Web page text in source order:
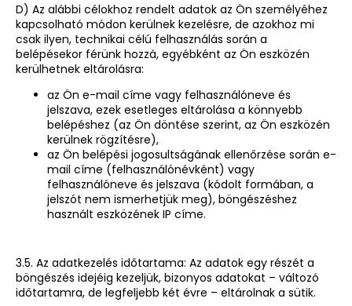
D) Az alábbi célokhoz rendelt adatok az Ön személyéhez
kapcsolható módon kerülnek kezelésre, de azokhoz mi
csak ilyen, technikai célú felhasználás során a
belépésekor férünk hozzá, egyébként az Ön eszközén
kerülhetnek eltárolásra:
az Ön e-mail címe vagy felhasználóneve és
jelszava, ezek esetleges eltárolása a könnyebb
belépéshez (az Ön döntése szerint, az Ön eszközén
kerülnek rögzítésre),
az Ön belépési jogosultságának ellenőrzése során e-
mail címe (felhasználónévként) vagy
felhasználóneve és jelszava (kódolt formában, a
jelszót nem ismerhetjük meg), böngészéshez
használt eszközének IP címe.
3.5. Az adatkezelés időtartama: Az adatok egy részét a
böngészés idejéig kezeljük, bizonyos adatokat – változó
időtartamra, de legfeljebb két évre – eltárolnak a sütik.